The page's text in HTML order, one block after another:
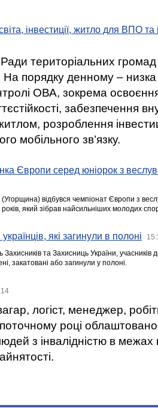
інвестиції, житло для ВПО
територіальних громад
На порядку денному –
ОВА, зокрема освоєння
забезпечення
розроблення
мобільного зв’язку.
Європи серед юніорок з
відбувся чемпіонат Європи з
який зібрав найсильніших молодих
які загинули в полоні
Захисників та Захисниць України,
закатовані або загинули у полоні.
логіст, менеджер,
році
з інвалідністю в межах